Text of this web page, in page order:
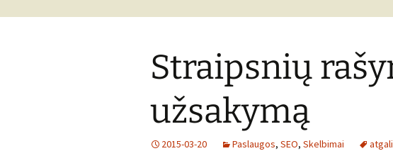
Straipsnių
užsakymą
2015-03-20 Paslaugos, SEO, Skelbimai